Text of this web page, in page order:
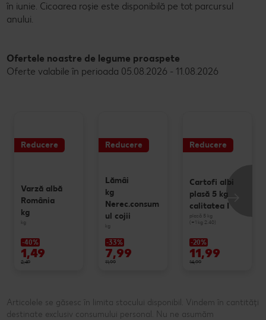
în iunie. Cicoarea roșie este disponibilă pe tot parcursul
anului.
Ofertele noastre de legume proaspete
Oferte valabile în perioada 05.08.2026 - 11.08.2026
Reducere
Varză albă
România
kg
kg
-40%
1,49
2,49
Reducere
Lămâi
kg
Nerec.consum
ul cojii
kg
-33%
7,99
11,99
Reducere
Cartofi albi
plasă 5 kg
calitatea I
plasă 5 kg
(=1 kg 2.40)
-20%
11,99
14,99
Articolele se găsesc în limita stocului disponibil. Vindem în cantități
destinate exclusiv consumului personal. Nu ne asumăm